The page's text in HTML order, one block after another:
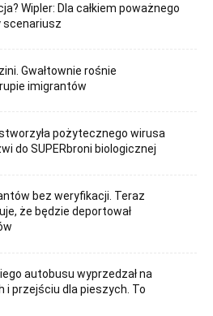
Wipler: Dla całkiem poważnego
scenariusz
Gwałtownie rośnie
imigrantów
pożytecznego wirusa
do SUPERbroni biologicznej
bez weryfikacji. Teraz
że będzie deportował
autobusu wyprzedzał na
i przejściu dla pieszych. To